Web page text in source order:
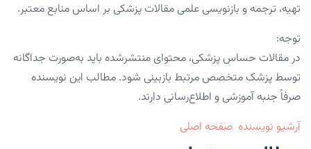
تهیه، ترجمه و بازنویسی علمی مقالات پزشکی بر اساس منابع معتبر.
توجه:
در مقالات حساس پزشکی، محتوای منتشرشده باید به‌صورت جداگانه
توسط پزشک متخصص مرتبط بازبینی شود. مطالب این نویسنده
صرفاً جنبه آموزشی و اطلاع‌رسانی دارند.
آرشیو نویسنده صفحه اصلی